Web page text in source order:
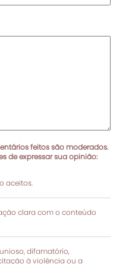
feitos são moderados.
de expressar sua opinião:
aceitos.
clara com o conteúdo
difamatório,
à violência ou a